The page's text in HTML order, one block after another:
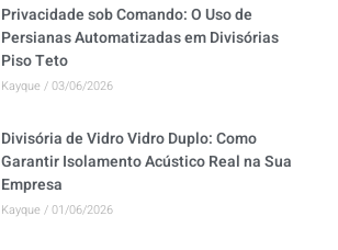
Privacidade sob Comando: O Uso de
Persianas Automatizadas em Divisórias
Piso Teto
Kayque 03/06/2026
Divisória de Vidro Vidro Duplo: Como
Garantir Isolamento Acústico Real na Sua
Empresa
Kayque 01/06/2026